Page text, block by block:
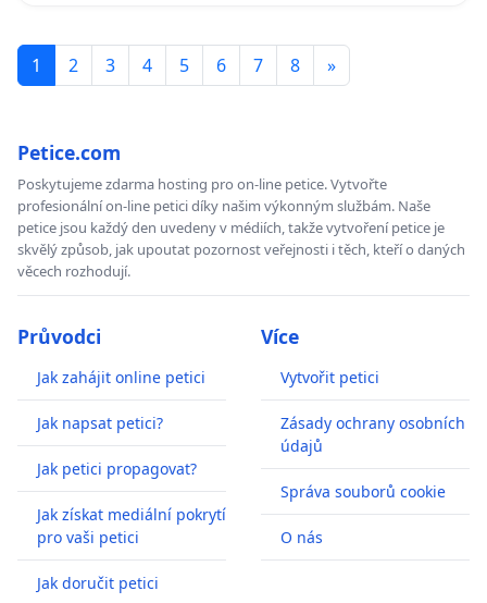
1 2 3 4 5 6 7 8 »
Petice.com
Poskytujeme zdarma hosting pro on-line petice. Vytvořte
profesionální on-line petici díky našim výkonným službám. Naše
petice jsou každý den uvedeny v médiích, takže vytvoření petice je
skvělý způsob, jak upoutat pozornost veřejnosti i těch, kteří o daných
věcech rozhodují.
Průvodci
Jak zahájit online petici
Jak napsat petici?
Jak petici propagovat?
Jak získat mediální pokrytí
pro vaši petici
Jak doručit petici
Více
Vytvořit petici
Zásady ochrany osobních
údajů
Správa souborů cookie
O nás